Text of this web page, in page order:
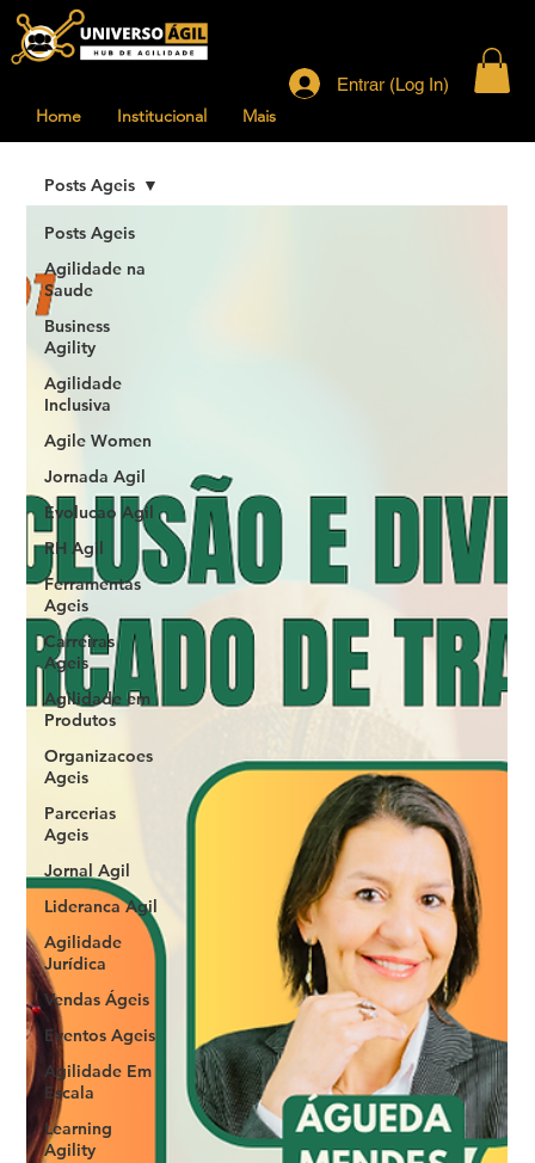
Home Institucional Mais
Entrar (Log In)
Posts Ageis
Agilidade na
Saude
Business
Agility
Agilidade
Inclusiva
Agile Women
Jornada Agil
Evolucao Agil
RH Agil
Ferramentas
Ageis
Carreiras
Ageis
Agilidade em
Produtos
Organizacoes
Ageis
Parcerias
Ageis
Jornal Agil
Lideranca Agil
Agilidade
Jurídica
Vendas Ágeis
Eventos Ageis
Agilidade Em
Escala
Learning
Agility
Posts Ageis